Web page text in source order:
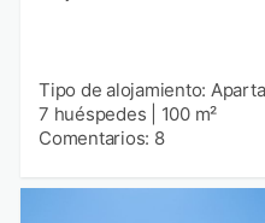
Tipo de alojamiento:
7 huéspedes
100 m²
Comentarios: 8